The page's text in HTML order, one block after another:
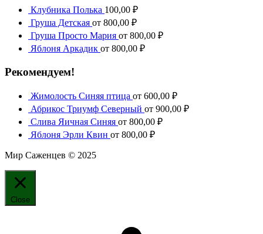
Клубника Полька 100,00 ₽
Груша Детская от 800,00 ₽
Груша Просто Мария от 800,00 ₽
Яблоня Аркадик от 800,00 ₽
Рекомендуем!
Жимолость Синяя птица от 600,00 ₽
Абрикос Триумф Северный от 900,00 ₽
Слива Яичная Синяя от 800,00 ₽
Яблоня Эрли Квин от 800,00 ₽
Мир Саженцев © 2025
Close